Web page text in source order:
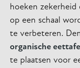
hoeken
op een schaal
te verbeteren.
organische
te plaatsen voor